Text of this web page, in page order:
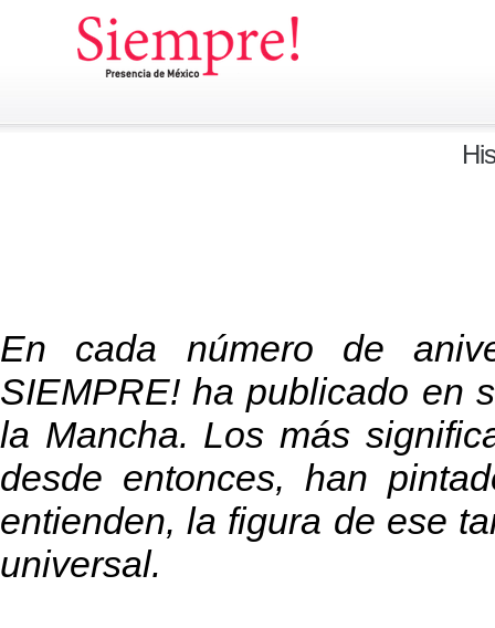
En cada número de
SIEMPRE! ha publicado en
la Mancha. Los más
desde entonces, han
entienden, la figura de ese
universal.